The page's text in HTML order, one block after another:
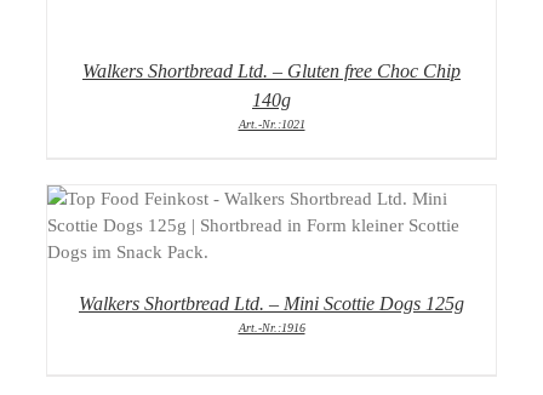
Walkers Shortbread Ltd. – Gluten free Choc Chip
140g
Art.-Nr.:1021
DETAILS
Walkers Shortbread Ltd. – Mini Scottie Dogs 125g
Art.-Nr.:1916